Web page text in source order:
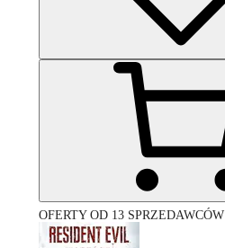
OFERTY OD 13 SPRZEDAWCÓW